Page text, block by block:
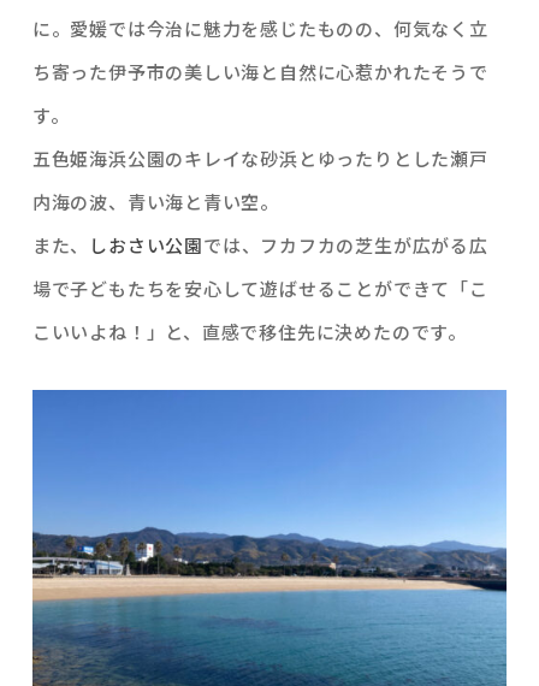
に。愛媛では今治に魅力を感じたものの、何気なく立
ち寄った伊予市の美しい海と自然に心惹かれたそうで
す。
五色姫海浜公園のキレイな砂浜とゆったりとした瀬戸
内海の波、青い海と青い空。
また、
しおさい公園では、フカフカの芝生が広がる広
場で子どもたちを安心して遊ばせることができて「こ
こいいよね！」と、直感で移住先に決めたのです。